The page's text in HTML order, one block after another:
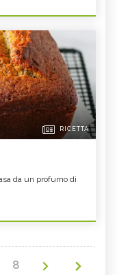
RICETTA
da un profumo di
8